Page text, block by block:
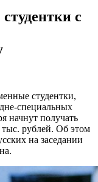
с
студентки,
специальных
начнут получать
рублей. Об этом
на заседании